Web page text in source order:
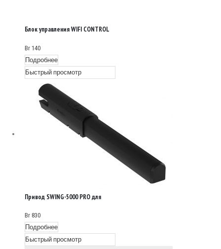
Блок управления WIFI CONTROL
Br 140
Подробнее
Быстрый просмотр
Привод SWING-5000 PRO для
Br 830
Подробнее
Быстрый просмотр